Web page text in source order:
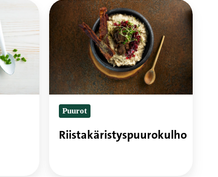
Riistakäristyspuurokulho
Puurot
Riistakäristyspuurokulho